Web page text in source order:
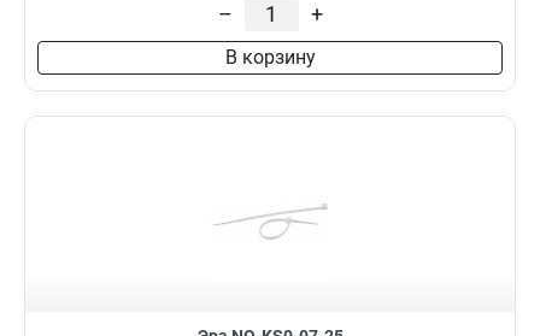
– +
В корзину